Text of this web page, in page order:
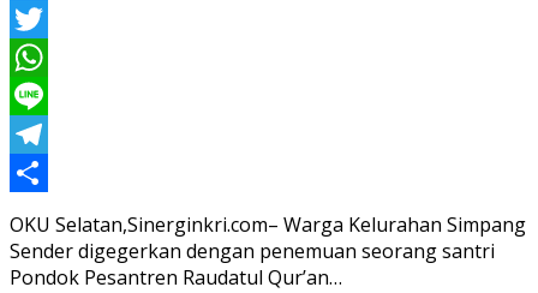
Facebook
Twitter
WhatsApp
Line
Telegram
Share
OKU Selatan,Sinerginkri.com– Warga Kelurahan Simpang
Sender digegerkan dengan penemuan seorang santri
Pondok Pesantren Raudatul Qur’an…